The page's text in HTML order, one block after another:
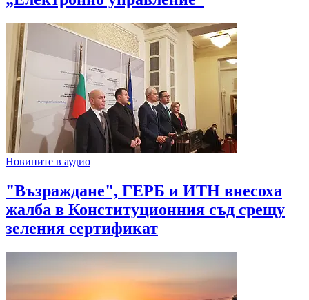
Новините в аудио
"Възраждане", ГЕРБ и ИТН внесоха
жалба в Конституционния съд срещу
зеления сертификат